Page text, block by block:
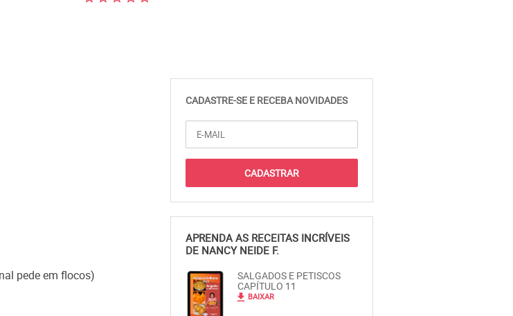
pede em flocos)
CADASTRE-SE E RECEBA NOVIDADES
APRENDA AS RECEITAS INCRÍVEIS
DE NANCY NEIDE F.
SALGADOS E PETISCOS
CAPÍTULO 11
file_download BAIXAR